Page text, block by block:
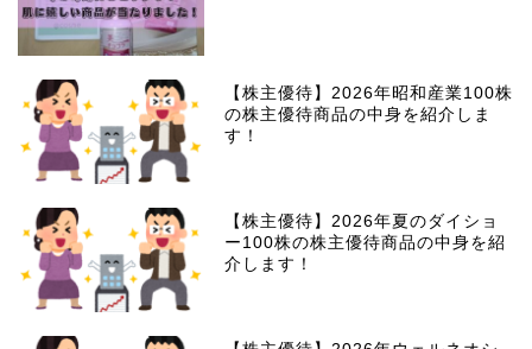
【株主優待】2026年昭和産業100株
の株主優待商品の中身を紹介しま
す！
【株主優待】2026年夏のダイショ
ー100株の株主優待商品の中身を紹
介します！